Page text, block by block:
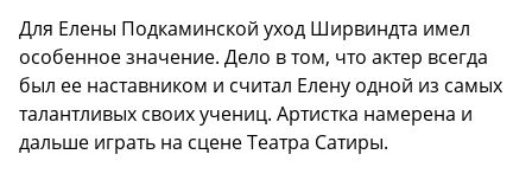
Для Елены Подкаминской уход Ширвиндта имел
особенное значение. Дело в том, что актер всегда
был ее наставником и считал Елену одной из самых
талантливых своих учениц. Артистка намерена и
дальше играть на сцене Театра Сатиры.